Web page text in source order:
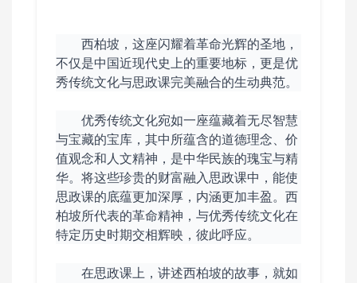
西柏坡，这座闪耀着革命光辉的圣地，
不仅是中国近现代史上的重要地标，更是优
秀传统文化与思政课完美融合的生动典范。
优秀传统文化宛如一座蕴藏着无尽智慧
与宝藏的宝库，其中所蕴含的道德理念、价
值观念和人文精神，是中华民族的瑰宝与精
华。将这些珍贵的财富融入思政课中，能使
思政课的底蕴更加深厚，内涵更加丰盈。西
柏坡所代表的革命精神，与优秀传统文化在
特定历史时期交相辉映，彼此呼应。
在思政课上，讲述西柏坡的故事，就如